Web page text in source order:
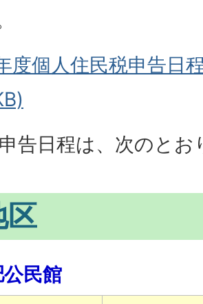
度個人住民税申告日
告日程は、次のとお
区
民館